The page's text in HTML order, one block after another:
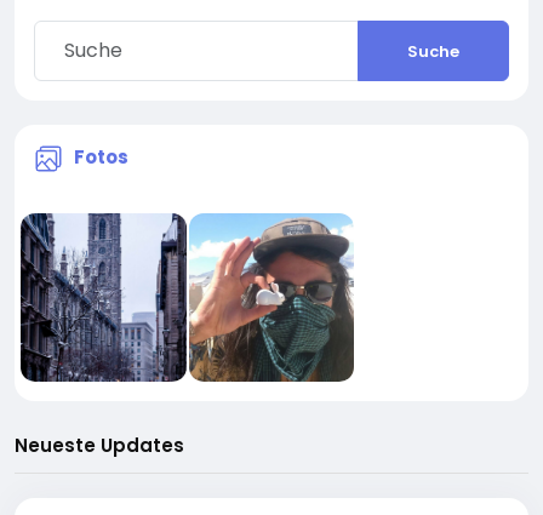
Suche
Fotos
Neueste Updates